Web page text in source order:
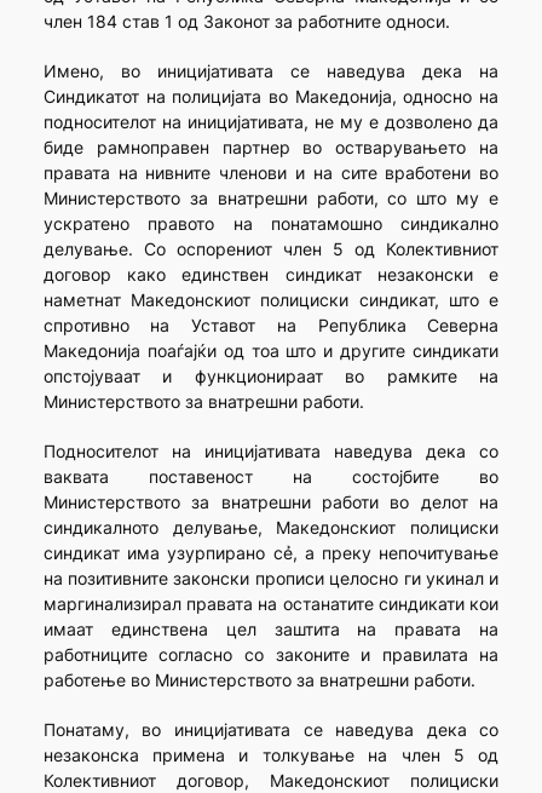
член 184 став 1 од Законот за работните односи.
Имено, во иницијативата се наведува дека на
Синдикатот на полицијата во Македонија, односно на
подносителот на иницијативата, не му е дозволено да
биде рамноправен партнер во остварувањето на
правата на нивните членови и на сите вработени во
Министерството за внатрешни работи, со што му е
ускратено правото на понатамошно синдикално
делување. Со оспорениот член 5 од Колективниот
договор како единствен синдикат незаконски е
наметнат Македонскиот полициски синдикат, што е
спротивно на Уставот на Република Северна
Македонија поаѓајќи од тоа што и другите синдикати
опстојуваат и функционираат во рамките на
Министерството за внатрешни работи.
Подносителот на иницијативата наведува дека со
ваквата поставеност на состојбите во
Министерството за внатрешни работи во делот на
синдикалното делување, Македонскиот полициски
синдикат има узурпирано сẻ, а преку непочитување
на позитивните законски прописи целосно ги укинал и
маргинализирал правата на останатите синдикати кои
имаат единствена цел заштита на правата на
работниците согласно со законите и правилата на
работење во Министерството за внатрешни работи.
Понатаму, во иницијативата се наведува дека со
незаконска примена и толкување на член 5 од
Колективниот договор, Македонскиот полициски